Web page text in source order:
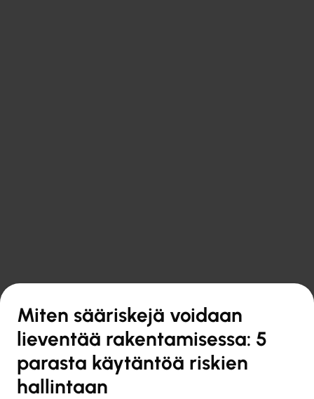
Miten sääriskejä voidaan
lieventää rakentamisessa: 5
parasta käytäntöä riskien
hallintaan